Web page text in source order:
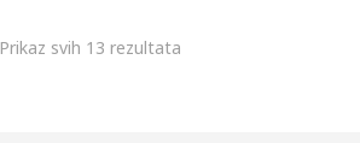
Prikaz svih 13 rezultata